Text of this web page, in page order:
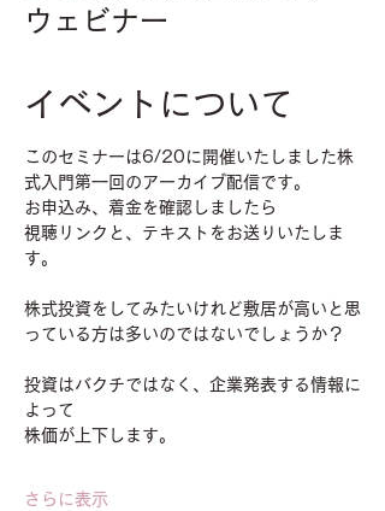
ウェビナー
イベントについて
このセミナーは6/20に開催いたしました株
式入門第一回のアーカイブ配信です。
お申込み、着金を確認しましたら
視聴リンクと、テキストをお送りいたしま
す。
株式投資をしてみたいけれど敷居が高いと思
っている方は多いのではないでしょうか？
投資はバクチではなく、企業発表する情報に
よって
株価が上下します。
さらに表示